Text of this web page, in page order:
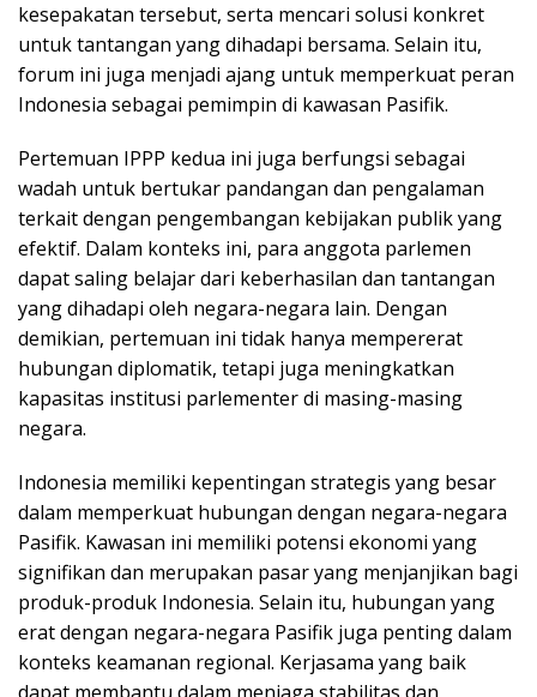
kesepakatan tersebut, serta mencari solusi konkret
untuk tantangan yang dihadapi bersama. Selain itu,
forum ini juga menjadi ajang untuk memperkuat peran
Indonesia sebagai pemimpin di kawasan Pasifik.
Pertemuan IPPP kedua ini juga berfungsi sebagai
wadah untuk bertukar pandangan dan pengalaman
terkait dengan pengembangan kebijakan publik yang
efektif. Dalam konteks ini, para anggota parlemen
dapat saling belajar dari keberhasilan dan tantangan
yang dihadapi oleh negara-negara lain. Dengan
demikian, pertemuan ini tidak hanya mempererat
hubungan diplomatik, tetapi juga meningkatkan
kapasitas institusi parlementer di masing-masing
negara.
Indonesia memiliki kepentingan strategis yang besar
dalam memperkuat hubungan dengan negara-negara
Pasifik. Kawasan ini memiliki potensi ekonomi yang
signifikan dan merupakan pasar yang menjanjikan bagi
produk-produk Indonesia. Selain itu, hubungan yang
erat dengan negara-negara Pasifik juga penting dalam
konteks keamanan regional. Kerjasama yang baik